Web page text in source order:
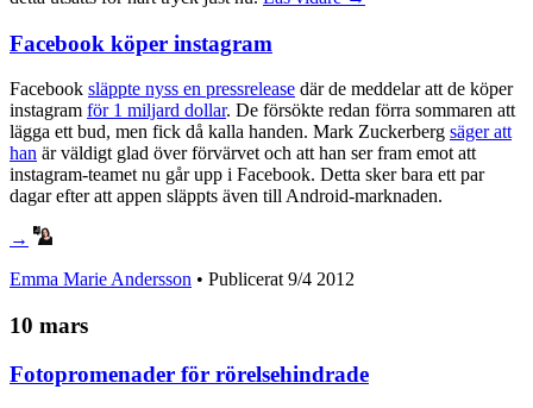
Facebook köper instagram
Facebook släppte nyss en pressrelease där de meddelar att de köper
instagram för 1 miljard dollar. De försökte redan förra sommaren att
lägga ett bud, men fick då kalla handen. Mark Zuckerberg säger att
han är väldigt glad över förvärvet och att han ser fram emot att
instagram-teamet nu går upp i Facebook. Detta sker bara ett par
dagar efter att appen släppts även till Android-marknaden.
→
Emma Marie Andersson • Publicerat 9/4 2012
10 mars
Fotopromenader för rörelsehindrade